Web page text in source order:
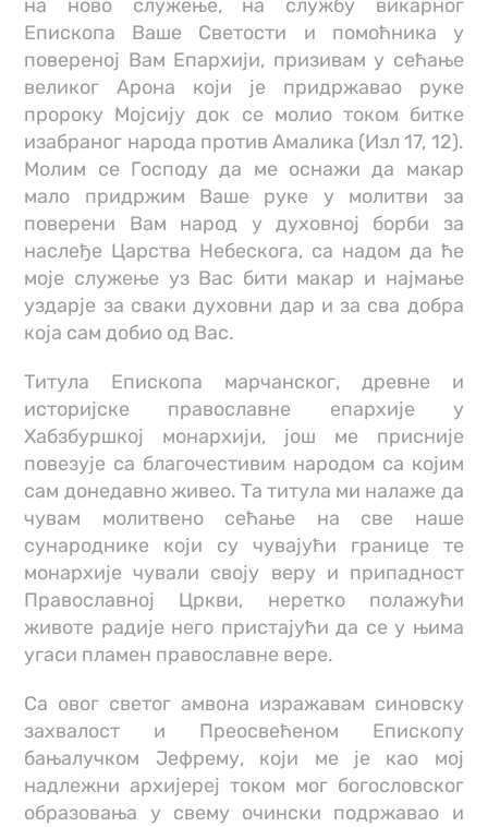
на ново служење, на службу викарног
Епископа Ваше Светости и помоћника у
повереној Вам Епархији, призивам у сећање
великог Арона који је придржавао руке
пророку Мојсију док се молио током битке
изабраног народа против Амалика (Изл 17, 12).
Молим се Господу да ме оснажи да макар
мало придржим Ваше руке у молитви за
поверени Вам народ у духовној борби за
наслеђе Царства Небескога, са надом да ће
моје служење уз Вас бити макар и најмање
уздарје за сваки духовни дар и за сва добра
која сам добио од Вас.
Титула Епископа марчанског, древне и
историјске православне епархије у
Хабзбуршкој монархији, још ме присније
повезује са благочестивим народом са којим
сам донедавно живео. Та титула ми налаже да
чувам молитвено сећање на све наше
сународнике који су чувајући границе те
монархије чували своју веру и припадност
Православној Цркви, неретко полажући
животе радије него пристајући да се у њима
угаси пламен православне вере.
Са овог светог амвона изражавам синовску
захвалост и Преосвећеном Епископу
бањалучком Јефрему, који ме је као мој
надлежни архијереј током мог богословског
образовања у свему очински подржавао и